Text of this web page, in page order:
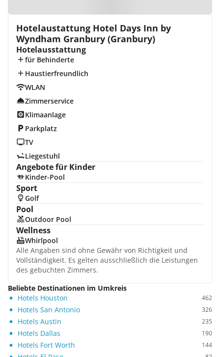
Hotelaustattung Hotel Days Inn by
Wyndham Granbury (Granbury)
Hotelausstattung
für Behinderte
Haustierfreundlich
WLAN
Zimmerservice
Klimaanlage
Parkplatz
TV
Liegestuhl
Angebote für Kinder
Kinder-Pool
Sport
Golf
Pool
Outdoor Pool
Wellness
Whirlpool
Alle Angaben sind ohne Gewähr von Richtigkeit und
Vollständigkeit. Es gelten ausschließlich die Leistungen
des gebuchten Zimmers.
Beliebte Destinationen im Umkreis
Hotels Houston
462
Hotels San Antonio 326
Hotels Austin 235
Hotels Dallas 190
Hotels Fort Worth 144